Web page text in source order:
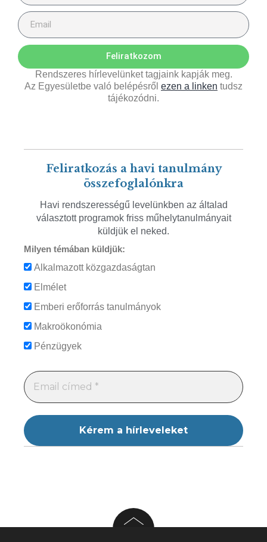
Feliratkozom
Rendszeres hírlevelünket tagjaink kapják meg.
Az Egyesületbe való belépésről ezen a linken tudsz
tájékozódni.
Feliratkozás a havi tanulmány
összefoglalónkra
Havi rendszerességű levelünkben az általad
választott programok friss műhelytanulmányait
küldjük el neked.
Milyen témában küldjük:
Alkalmazott közgazdaságtan
Elmélet
Emberi erőforrás tanulmányok
Makroökonómia
Pénzügyek